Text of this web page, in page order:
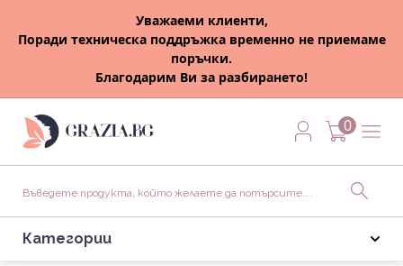
Уважаеми клиенти,
Поради техническа поддръжка временно не приемаме
поръчки.
Благодарим Ви за разбирането!
0
Категории